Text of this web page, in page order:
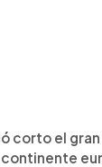
corto el